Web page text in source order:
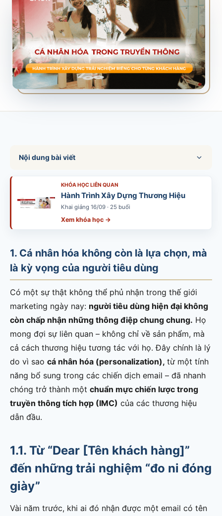
SALES & DISTRIBUTION
Modern Trade Key Account Management
Quản trị khách hàng trọng điểm kênh hiện đại
Design Winning Ecommerce Channel
Chiến lược kênh thương mại điện tử
Nội dung bài viết
KHÓA HỌC LIÊN QUAN
Hành Trình Xây Dựng Thương Hiệu
Khai giảng 16/09 · 25 buổi
Xem khóa học →
1. Cá nhân hóa không còn là lựa chọn, mà
là kỳ vọng của người tiêu dùng
Có một sự thật không thể phủ nhận trong thế giới
marketing ngày nay: người tiêu dùng hiện đại không
còn chấp nhận những thông điệp chung chung. Họ
mong đợi sự liên quan – không chỉ về sản phẩm, mà
cả cách thương hiệu tương tác với họ. Đây chính là lý
do vì sao cá nhân hóa (personalization), từ một tính
năng bổ sung trong các chiến dịch email – đã nhanh
chóng trở thành một chuẩn mực chiến lược trong
truyền thông tích hợp (IMC) của các thương hiệu
dẫn đầu.
1.1. Từ “Dear [Tên khách hàng]”
đến những trải nghiệm “đo ni đóng
giày”
Vài năm trước, khi ai đó nhận được một email có tên